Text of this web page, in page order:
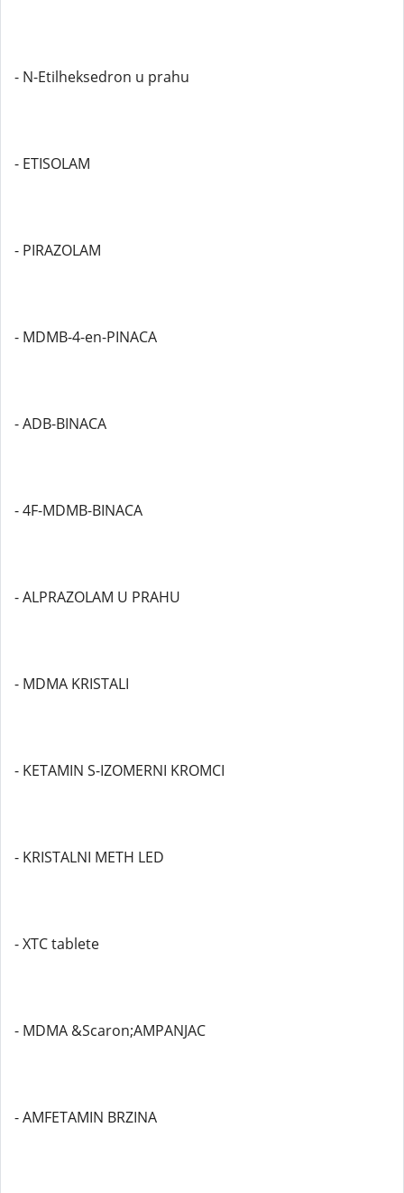
- N-Etilheksedron u prahu
- ETISOLAM
- PIRAZOLAM
- MDMB-4-en-PINACA
- ADB-BINACA
- 4F-MDMB-BINACA
- ALPRAZOLAM U PRAHU
- MDMA KRISTALI
- KETAMIN S-IZOMERNI KROMCI
- KRISTALNI METH LED
- XTC tablete
- MDMA &Scaron;AMPANJAC
- AMFETAMIN BRZINA